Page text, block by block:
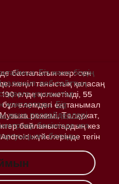
басталатын жер: сен
жеңіл таныстық қаласаң
елде қолжетімді, 55
әлемдегі ең танымал
режимі, Төлқұжат,
байланыстардың кез
жүйелерінде тегін
Біз және біздің
веб-сайттың
ұсыныстар
жақсартады. Біз
және провайдерлері
бөлімінде кез
болады.